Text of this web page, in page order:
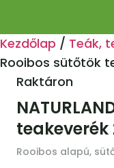
Kezdőlap / Teák,
Rooibos sütőtök
Raktáron
teakeverék
Rooibos alapú,